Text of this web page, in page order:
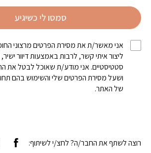
סמסו לי כשיגיע
אני מאשר/ת את מסירת הפרטים מרצוני
ליצור איתי קשר, לרבות באמצעות דיוור ישיר,
סטטיסטיים. אני מודע/ת שאוכל לבטל את
ושעל מסירת הפרטים שלי והשימוש בהם
של האתר.
רוצה לשתף את החבר/ה? לחצ/י לשיתוף: